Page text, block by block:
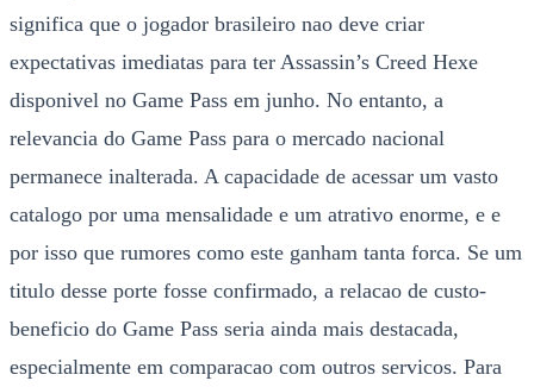
significa que o jogador brasileiro nao deve criar
expectativas imediatas para ter Assassin’s Creed Hexe
disponivel no Game Pass em junho. No entanto, a
relevancia do Game Pass para o mercado nacional
permanece inalterada. A capacidade de acessar um vasto
catalogo por uma mensalidade e um atrativo enorme, e e
por isso que rumores como este ganham tanta forca. Se um
titulo desse porte fosse confirmado, a relacao de custo-
beneficio do Game Pass seria ainda mais destacada,
especialmente em comparacao com outros servicos. Para